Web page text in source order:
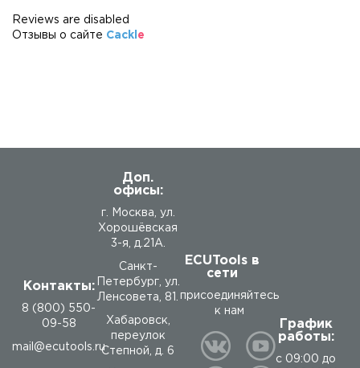
Reviews are disabled
Отзывы о сайте Cackl e
Контакты:
8 (800) 550-
09-58
mail@ecutools.ru
Доп.
офисы:
г. Москва, ул.
Хорошёвская
3-я, д.21А.
Санкт-
Петербург, ул.
Ленсовета, 81.
Хабаровск,
переулок
Степной, д. 6
ECUTools в
сети
присоединяйтесь
к нам
График
работы:
с 09:00 до